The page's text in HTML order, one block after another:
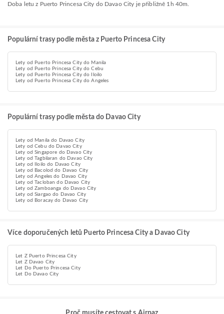
Doba letu z Puerto Princesa City do Davao City je přibližně 1h 40m.
Populární trasy podle města z Puerto Princesa City
Lety od Puerto Princesa City do Manila
Lety od Puerto Princesa City do Cebu
Lety od Puerto Princesa City do Iloilo
Lety od Puerto Princesa City do Angeles
Populární trasy podle města do Davao City
Lety od Manila do Davao City
Lety od Cebu do Davao City
Lety od Singapore do Davao City
Lety od Tagbilaran do Davao City
Lety od Iloilo do Davao City
Lety od Bacolod do Davao City
Lety od Angeles do Davao City
Lety od Tacloban do Davao City
Lety od Zamboanga do Davao City
Lety od Siargao do Davao City
Lety od Boracay do Davao City
Více doporučených letů Puerto Princesa City a Davao City
Let Z Puerto Princesa City
Let Z Davao City
Let Do Puerto Princesa City
Let Do Davao City